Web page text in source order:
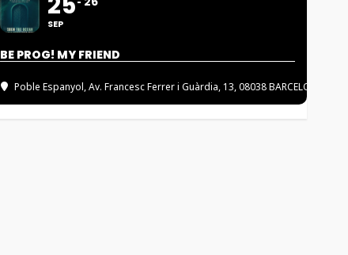
SEP
BE PROG! MY FRIEND
Poble Espanyol, Av. Francesc Ferrer i Guàrdia, 13, 08038 BARCELONA